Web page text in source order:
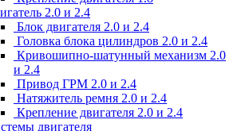
2.0 и 2.4
Блок двигателя 2.0 и 2.4
Головка блока цилиндров 2.0 и 2.4
Кривошипно-шатунный механизм 2.0
и 2.4
Привод ГРМ 2.0 и 2.4
Натяжитель ремня 2.0 и 2.4
Крепление двигателя 2.0 и 2.4
двигателя